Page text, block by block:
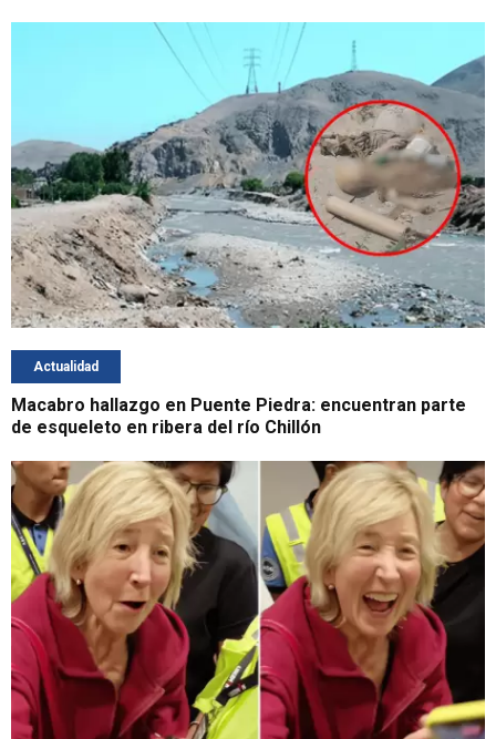
Actualidad
Macabro hallazgo en Puente Piedra: encuentran parte
de esqueleto en ribera del río Chillón